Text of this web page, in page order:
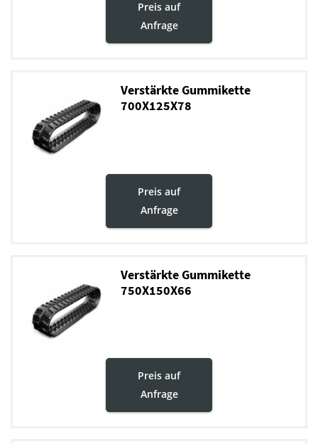
Preis auf
Anfrage
Verstärkte Gummikette
700X125X78
Preis auf
Anfrage
Verstärkte Gummikette
750X150X66
Preis auf
Anfrage